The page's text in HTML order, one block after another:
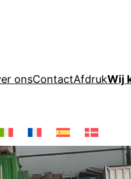
onsContactAfdrukWij